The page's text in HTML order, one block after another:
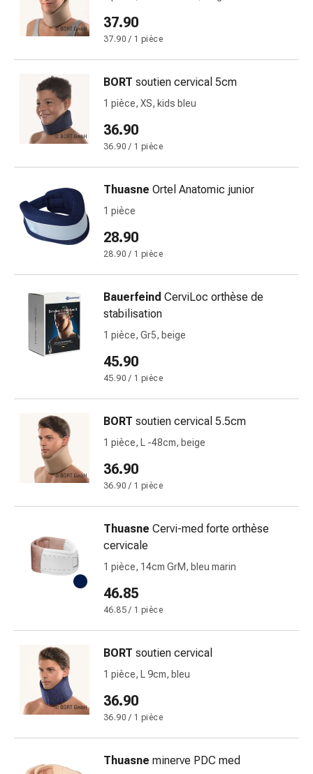
des
yeux
yeux
des
yeux
Cœur
et
Circulation
Thérapie
cardiaque
Troubles
circulatoires
Arrêt
tabac
veineux
Coagulation
Troubles
du
nerf
cardiaque
Troubles
mémoire
concentration
Allergies
et
rhume
foins
Antiallergiques
37.90
37.90 / 1 pièce
BORT soutien cervical 5cm
1 pièce, XS, kids bleu
36.90
36.90 / 1 pièce
Thuasne Ortel Anatomic junior
1 pièce
28.90
28.90 / 1 pièce
Bauerfeind CerviLoc orthèse de
stabilisation
1 pièce, Gr5, beige
45.90
45.90 / 1 pièce
BORT soutien cervical 5.5cm
1 pièce, L -48cm, beige
36.90
36.90 / 1 pièce
Thuasne Cervi-med forte orthèse
cervicale
1 pièce, 14cm GrM, bleu marin
46.85
46.85 / 1 pièce
BORT soutien cervical
1 pièce, L 9cm, bleu
36.90
36.90 / 1 pièce
Thuasne minerve PDC med